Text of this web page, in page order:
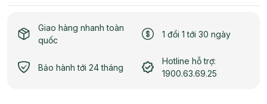
Giao hàng nhanh toàn
quốc
1 đổi 1 tới 30 ngày
Bảo hành tới 24 tháng
Hotline hỗ trợ:
1900.63.69.25